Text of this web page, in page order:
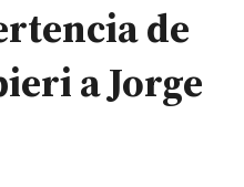
de
a Jorge